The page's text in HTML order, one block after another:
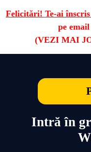
Felicitări! Te-ai
pe
Intră în